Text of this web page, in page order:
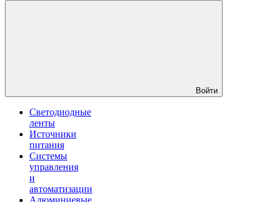
Войти
Светодиодные
ленты
Источники
питания
Системы
управления
и
автоматизации
Алюминиевые